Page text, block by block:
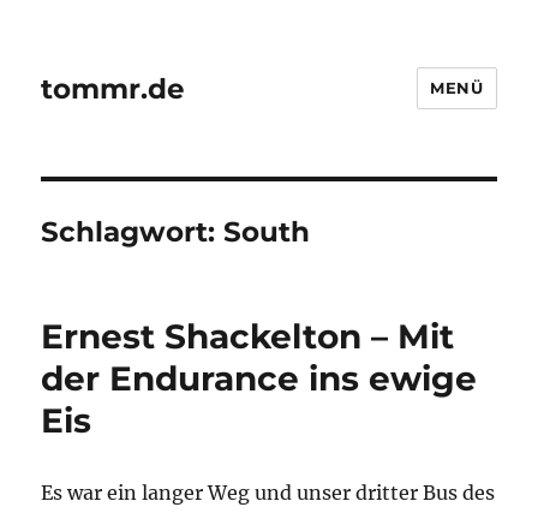
tommr.de MENÜ
Schlagwort:South
Ernest Shackelton – Mit
der Endurance ins ewige
Eis
Es war ein langer Weg und unser dritter Bus des